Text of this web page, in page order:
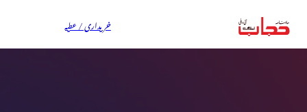
خریداری / عطیہ